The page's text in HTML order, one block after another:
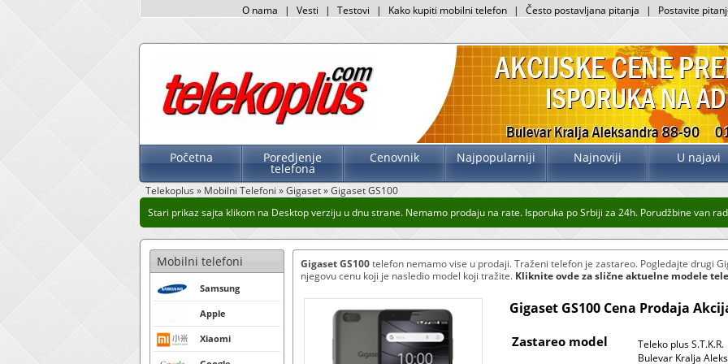
O nama | Vesti | Testovi | Kako kupiti mobilni telefon | Često postavljana pitanja | Postavite
Početna Poredjenje
telefona
Cenovnik Najpopularniji Najnoviji U najavi
Telekoplus» Mobilni Telefoni »Gigaset»Gigaset GS100
Stari prikaz sajta klikom na Desktop verziju u dnu strane. Nemamo prodaju na rate. Isporuka po Srbiji za 24h. Porudžbine van
Mobilni telefoni
Samsung
Apple
Xiaomi
Gigaset GS100telefon nemamo vise u prodaji. Traženi telefon je zastareo. Pogledajte drugi
njegovu cenu koji je nasledio model koji tražite. Kliknite ovde za slične aktuelne modele
Gigaset GS100 Cena Prodaja
Zastareo model
Teleko plus S.T.K.R.
Bulevar Kralja